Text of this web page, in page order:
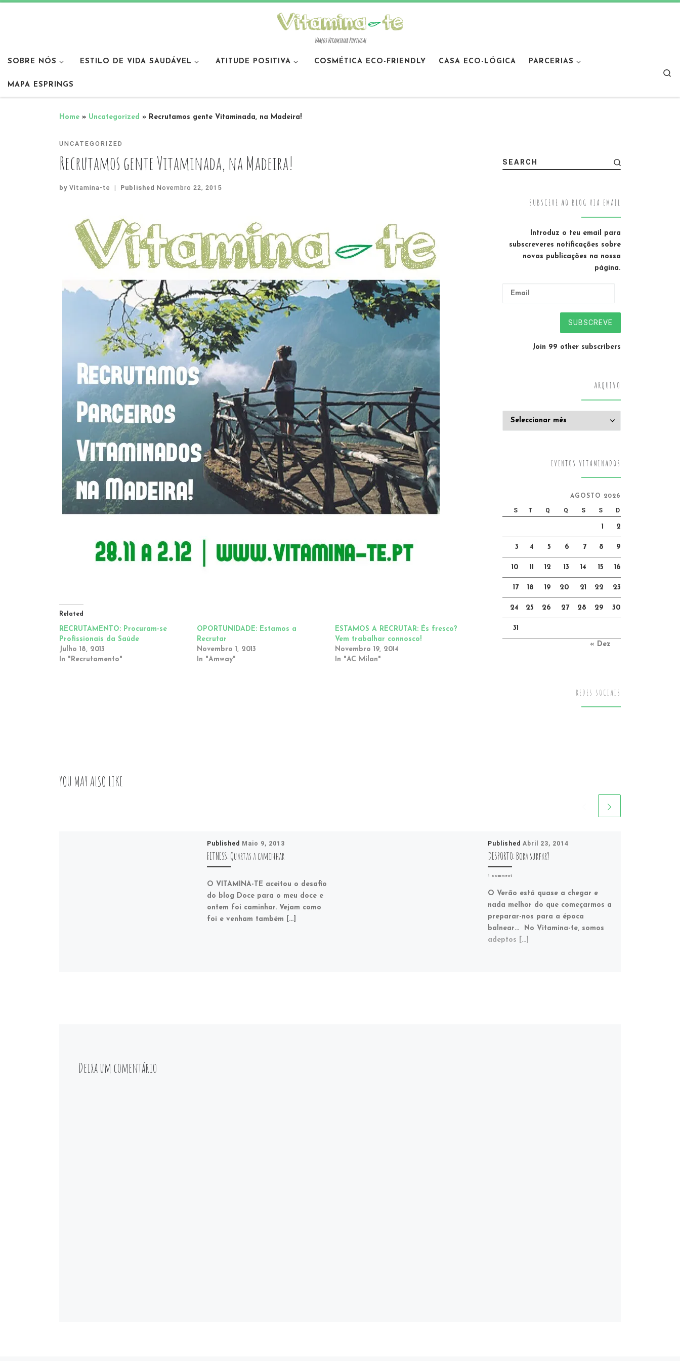
Vamos Vitaminar Portugal
SOBRE NÓS ESTILO DE VIDA SAUDÁVEL ATITUDE POSITIVA COSMÉTICA ECO-FRIENDLY CASA ECO-LÓGICA PARCERIAS
MAPA ESPRINGS
Home » Uncategorized » Recrutamos gente Vitaminada, na Madeira!
UNCATEGORIZED
Recrutamos gente Vitaminada, na Madeira!
by Vitamina-te | Published Novembro 22, 2015
Related
RECRUTAMENTO: Procuram-se
Profissionais da Saúde
Julho 18, 2013
In "Recrutamento"
OPORTUNIDADE: Estamos a
Recrutar
Novembro 1, 2013
In "Amway"
ESTAMOS A RECRUTAR: És fresco?
Vem trabalhar connosco!
Novembro 19, 2014
In "AC Milan"
YOU MAY ALSO LIKE
Published Maio 9, 2013
FITNESS: Quartas a caminhar
O VITAMINA-TE aceitou o desafio
do blog Doce para o meu doce e
ontem foi caminhar. Vejam como
foi e venham também […]
Published Abril 23, 2014
DESPORTO: Bora surfar?
1 comment
O Verão está quase a chegar e
nada melhor do que começarmos a
preparar-nos para a época
balnear… No Vitamina-te, somos
adeptos […]
Deixa um comentário
SEARCH
SUBSCEVE AO BLOG VIA EMAIL
Introduz o teu email para
subscreveres notificações sobre
novas publicações na nossa
página.
SUBSCREVE
Join 99 other subscribers
ARQUIVO
EVENTOS VITAMINADOS
AGOSTO 2026
S T Q Q S S D
1 2
3 4 5 6 7 8 9
10 11 12 13 14 15 16
17 18 19 20 21 22 23
24 25 26 27 28 29 30
31
« Dez
REDES SOCIAIS